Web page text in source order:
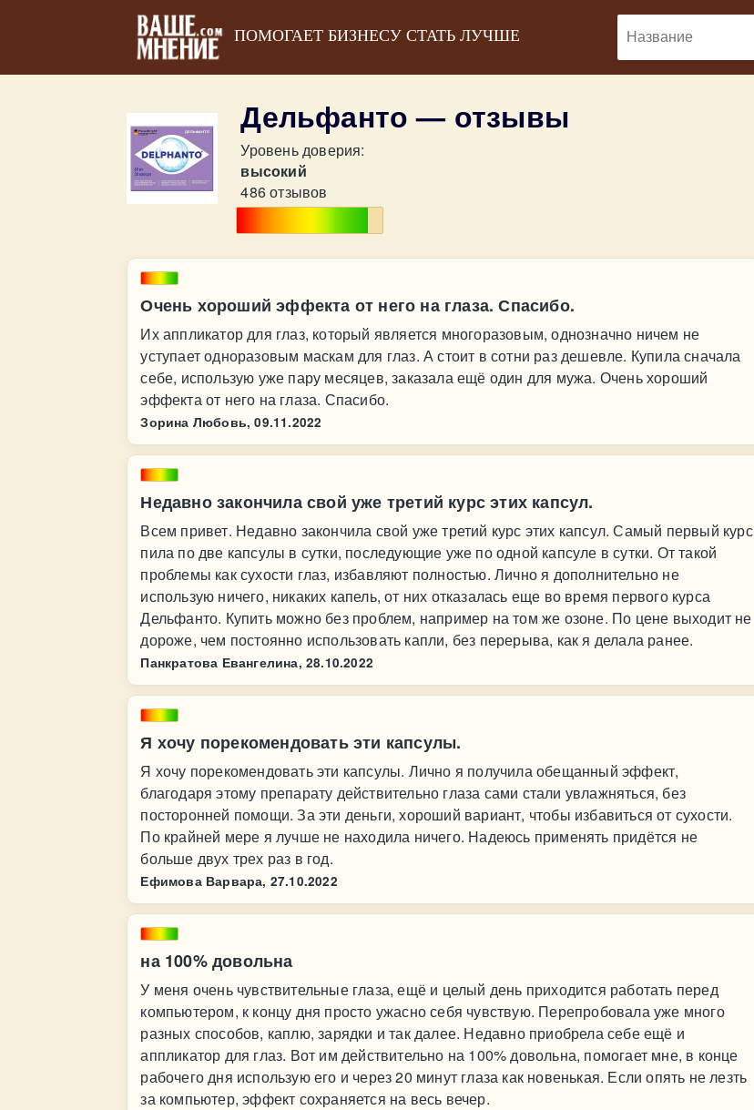
ПОМОГАЕТ БИЗНЕСУ СТАТЬ ЛУЧШЕ
Дельфанто — отзывы
Уровень доверия:
высокий
486 отзывов
Очень хороший эффекта от него на глаза. Спасибо.
Их аппликатор для глаз, который является многоразовым, однозначно ничем не
уступает одноразовым маскам для глаз. А стоит в сотни раз дешевле. Купила сначала
себе, использую уже пару месяцев, заказала ещё один для мужа. Очень хороший
эффекта от него на глаза. Спасибо.
Зорина Любовь, 09.11.2022
Недавно закончила свой уже третий курс этих капсул.
Всем привет. Недавно закончила свой уже третий курс этих капсул. Самый первый курс
пила по две капсулы в сутки, последующие уже по одной капсуле в сутки. От такой
проблемы как сухости глаз, избавляют полностью. Лично я дополнительно не
использую ничего, никаких капель, от них отказалась еще во время первого курса
Дельфанто. Купить можно без проблем, например на том же озоне. По цене выходит не
дороже, чем постоянно использовать капли, без перерыва, как я делала ранее.
Панкратова Евангелина, 28.10.2022
Я хочу порекомендовать эти капсулы.
Я хочу порекомендовать эти капсулы. Лично я получила обещанный эффект,
благодаря этому препарату действительно глаза сами стали увлажняться, без
посторонней помощи. За эти деньги, хороший вариант, чтобы избавиться от сухости.
По крайней мере я лучше не находила ничего. Надеюсь применять придётся не
больше двух трех раз в год.
Ефимова Варвара, 27.10.2022
на 100% довольна
У меня очень чувствительные глаза, ещё и целый день приходится работать перед
компьютером, к концу дня просто ужасно себя чувствую. Перепробовала уже много
разных способов, каплю, зарядки и так далее. Недавно приобрела себе ещё и
аппликатор для глаз. Вот им действительно на 100% довольна, помогает мне, в конце
рабочего дня использую его и через 20 минут глаза как новенькая. Если опять не лезть
за компьютер, эффект сохраняется на весь вечер.